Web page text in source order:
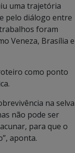
uma trajetória
pelo diálogo entre
foram
Veneza, Brasília e
como ponto
na selva
não pode ser
para que o
aponta.